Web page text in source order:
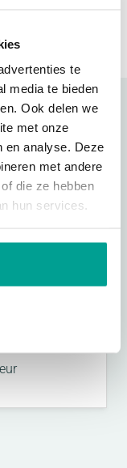
te
media te bieden
Ook delen we
met onze
en analyse. Deze
met andere
die ze hebben
hun services.
weg.